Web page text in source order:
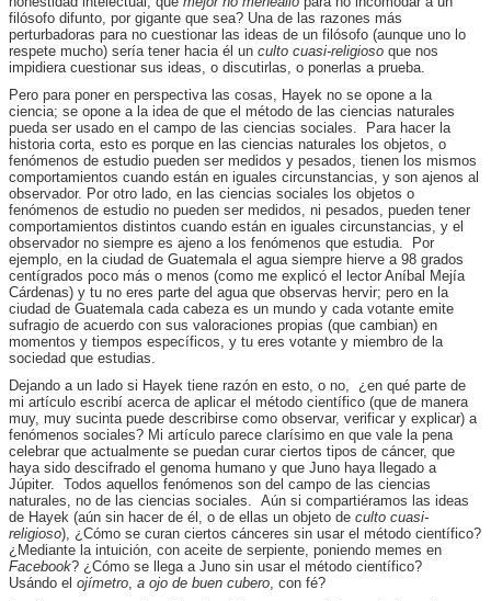
filósofo difunto, por gigante que sea? Una de las razones más
perturbadoras para no cuestionar las ideas de un filósofo (aunque uno lo
respete mucho) sería tener hacia él un culto cuasi-religioso que nos
impidiera cuestionar sus ideas, o discutirlas, o ponerlas a prueba.
Pero para poner en perspectiva las cosas, Hayek no se opone a la
ciencia; se opone a la idea de que el método de las ciencias naturales
pueda ser usado en el campo de las ciencias sociales. Para hacer la
historia corta, esto es porque en las ciencias naturales los objetos, o
fenómenos de estudio pueden ser medidos y pesados, tienen los mismos
comportamientos cuando están en iguales circunstancias, y son ajenos al
observador. Por otro lado, en las ciencias sociales los objetos o
fenómenos de estudio no pueden ser medidos, ni pesados, pueden tener
comportamientos distintos cuando están en iguales circunstancias, y el
observador no siempre es ajeno a los fenómenos que estudia. Por
ejemplo, en la ciudad de Guatemala el agua siempre hierve a 98 grados
centígrados poco más o menos (como me explicó el lector Aníbal Mejía
Cárdenas) y tu no eres parte del agua que observas hervir; pero en la
ciudad de Guatemala cada cabeza es un mundo y cada votante emite
sufragio de acuerdo con sus valoraciones propias (que cambian) en
momentos y tiempos específicos, y tu eres votante y miembro de la
sociedad que estudias.
Dejando a un lado si Hayek tiene razón en esto, o no, ¿en qué parte de
mi artículo escribí acerca de aplicar el método científico (que de manera
muy, muy sucinta puede describirse como observar, verificar y explicar) a
fenómenos sociales? Mi artículo parece clarísimo en que vale la pena
celebrar que actualmente se puedan curar ciertos tipos de cáncer, que
haya sido descifrado el genoma humano y que Juno haya llegado a
Júpiter. Todos aquellos fenómenos son del campo de las ciencias
naturales, no de las ciencias sociales. Aún si compartiéramos las ideas
de Hayek (aún sin hacer de él, o de ellas un objeto de culto cuasi-
religioso), ¿Cómo se curan ciertos cánceres sin usar el método científico?
¿Mediante la intuición, con aceite de serpiente, poniendo memes en
Facebook? ¿Cómo se llega a Juno sin usar el método científico?
Usándo el ojímetro, a ojo de buen cubero, con fé?